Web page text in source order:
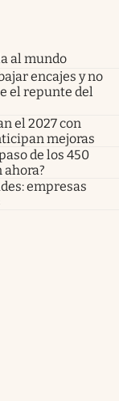
al mundo
encajes y no
el repunte del
el 2027 con
mejoras
de los 450
ahora?
empresas